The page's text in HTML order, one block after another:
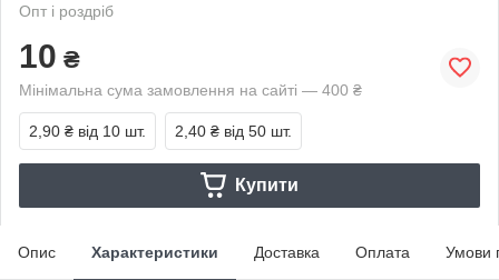
Опт і роздріб
10 ₴
Мінімальна сума замовлення на сайті — 400 ₴
2,90 ₴ від 10 шт. 2,40 ₴ від 50 шт.
Купити
Опис Характеристики Доставка Оплата Умови